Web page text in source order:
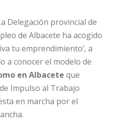
Delegación provincial de
de Albacete ha acogido
tu emprendimiento’, a
a conocer el modelo de
en Albacete que
Impulso al Trabajo
en marcha por el